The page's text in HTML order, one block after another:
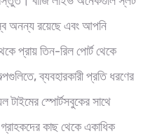
অনন্য রয়েছে এবং আপনি
প্রায় তিন-রিল পোর্ট থেকে
ব্যবহারকারী প্রতি ধরণের
টাইমের স্পোর্টসবুকের সাথে
কাছ থেকে একাধিক